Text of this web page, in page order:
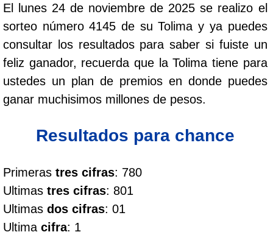
Astro Luna
Cafeterito Tarde
Cafeterito Noche
Caribeña Día
Caribeña Noche
Chontico Día
El lunes 24 de noviembre de 2025 se realizo el
sorteo número 4145 de su Tolima y ya puedes
consultar los resultados para saber si fuiste un
feliz ganador, recuerda que la Tolima tiene para
ustedes un plan de premios en donde puedes
ganar muchisimos millones de pesos.
Resultados para chance
Primeras tres cifras: 780
Ultimas tres cifras: 801
Ultimas dos cifras: 01
Ultima cifra: 1